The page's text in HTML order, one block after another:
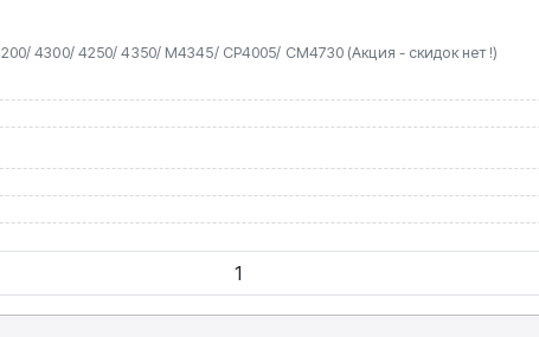
4300/ 4250/ 4350/ M4345/ CP4005/ CM4730 (Акция - скидок нет !)